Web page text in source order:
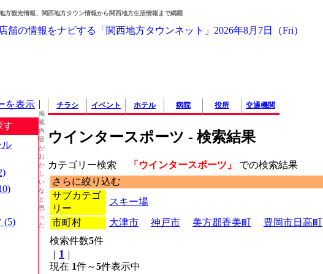
方観光情報、関西地方タウン情報から関西地方生活情報まで網羅
を表示
す
ル
(5)
チラシ イベント ホテル 病院 役所 交通機関
ウインタースポーツ - 検索結果
カテゴリー検索 「ウインタースポーツ」 での検索結果
さらに絞り込む
サブカテゴ
リー
スキー場
市町村
大津市 神戸市 美方郡香美町 豊岡市日高町
検索件数5件
1
現在 1件～5件表示中
|
掲
載
内
容
が
お
か
し
い
な
と
思
っ
た